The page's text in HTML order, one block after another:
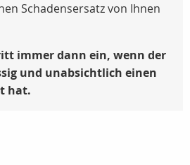
Schadensersatz von Ihnen
immer dann ein, wenn der
und unabsichtlich einen
hat.